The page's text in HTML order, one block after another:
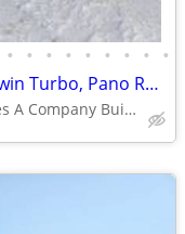
• • • • • • • • •
2018 Ford F150 Limited, 4x4, 3.5L Twin Turbo, Pano Roof 360 Camera B&O
Dependable Auto Sales A Company Built for Alaska